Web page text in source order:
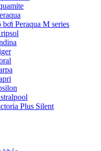
Peraqua M series
Plus Silent